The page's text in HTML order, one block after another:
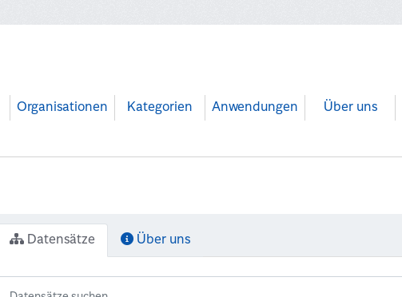
Organisationen Kategorien Anwendungen Über uns
Datensätze Über uns